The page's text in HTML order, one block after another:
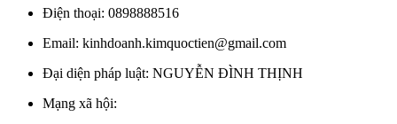
Điện thoại: 0898888516
Email: kinhdoanh.kimquoctien@gmail.com
Đại diện pháp luật: NGUYỄN ĐÌNH THỊNH
Mạng xã hội: